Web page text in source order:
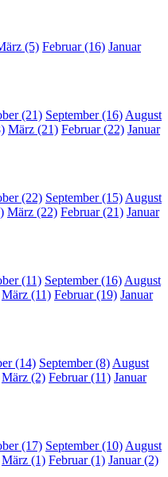
(5) Februar (16) Januar
(21) September (16) August
März (21) Februar (22) Januar
(22) September (15) August
März (22) Februar (21) Januar
(11) September (16) August
März (11) Februar (19) Januar
(14) September (8) August
März (2) Februar (11) Januar
(17) September (10) August
März (1) Februar (1) Januar (2)